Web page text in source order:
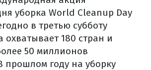
уборка World Cleanup Day
в третью субботу
охватывает 180 стран и
50 миллионов
прошлом году на уборку